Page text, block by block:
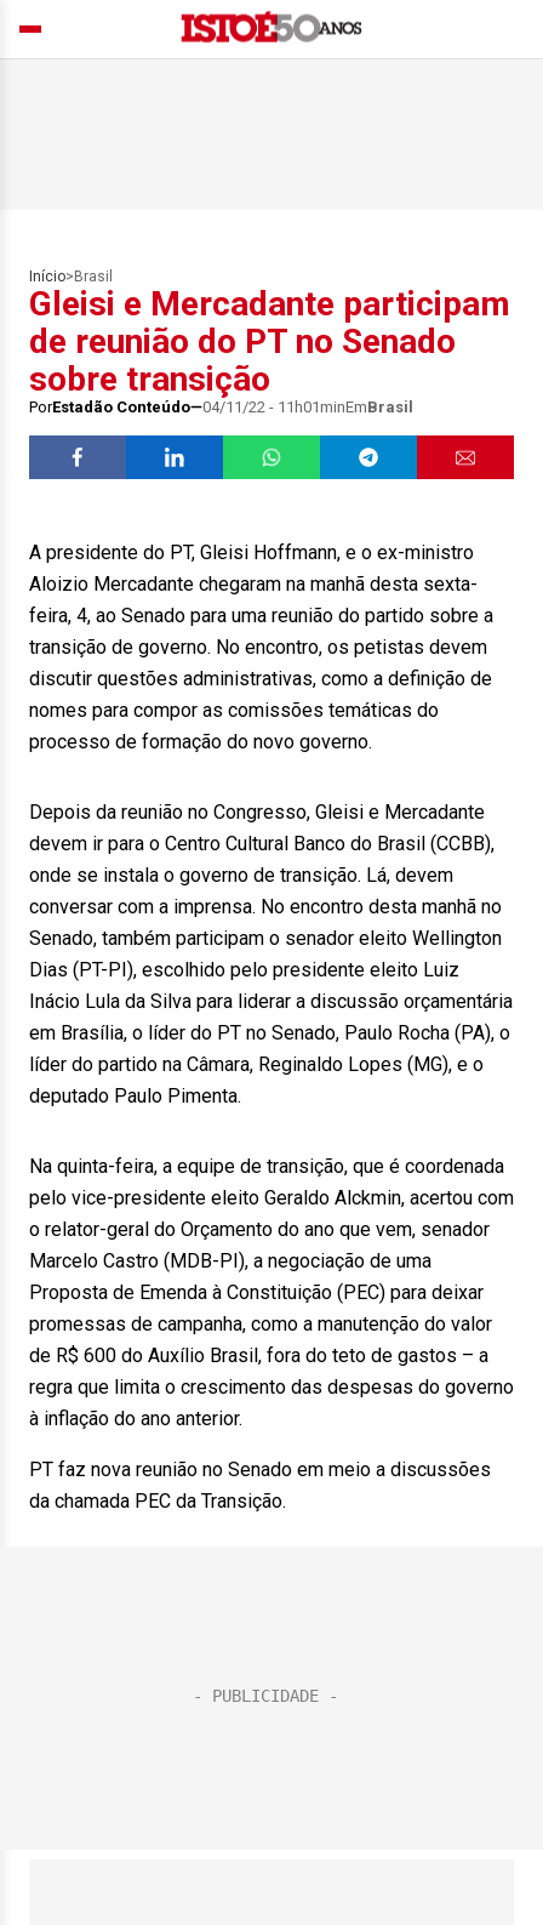
Início> Brasil
Gleisi e Mercadante participam
de reunião do PT no Senado
sobre transição
PorEstadão Conteúdo 04/11/22 - 11h01minEmBrasil
A presidente do PT, Gleisi Hoffmann, e o ex-ministro
Aloizio Mercadante chegaram na manhã desta sexta-
feira, 4, ao Senado para uma reunião do partido sobre a
transição de governo. No encontro, os petistas devem
discutir questões administrativas, como a definição de
nomes para compor as comissões temáticas do
processo de formação do novo governo.
Depois da reunião no Congresso, Gleisi e Mercadante
devem ir para o Centro Cultural Banco do Brasil (CCBB),
onde se instala o governo de transição. Lá, devem
conversar com a imprensa. No encontro desta manhã no
Senado, também participam o senador eleito Wellington
Dias (PT-PI), escolhido pelo presidente eleito Luiz
Inácio Lula da Silva para liderar a discussão orçamentária
em Brasília, o líder do PT no Senado, Paulo Rocha (PA), o
líder do partido na Câmara, Reginaldo Lopes (MG), e o
deputado Paulo Pimenta.
Na quinta-feira, a equipe de transição, que é coordenada
pelo vice-presidente eleito Geraldo Alckmin, acertou com
o relator-geral do Orçamento do ano que vem, senador
Marcelo Castro (MDB-PI), a negociação de uma
Proposta de Emenda à Constituição (PEC) para deixar
promessas de campanha, como a manutenção do valor
de R$ 600 do Auxílio Brasil, fora do teto de gastos – a
regra que limita o crescimento das despesas do governo
à inflação do ano anterior.
PT faz nova reunião no Senado em meio a discussões
da chamada PEC da Transição.